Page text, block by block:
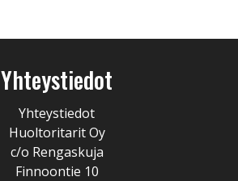
Yhteystiedot
Yhteystiedot
Huoltoritarit Oy
c/o Rengaskuja
Finnoontie 10